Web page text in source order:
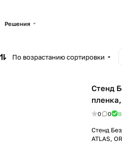
Решения
По возрастанию сортировки
Стенд
0 0
Стенд
ATLAS,